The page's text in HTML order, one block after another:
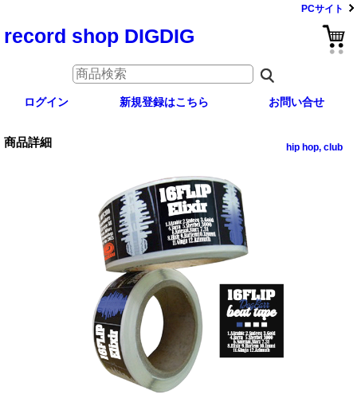
PCサイト
record shop DIGDIG
ログイン 新規登録はこちら お問い合せ
商品詳細 hip hop, club